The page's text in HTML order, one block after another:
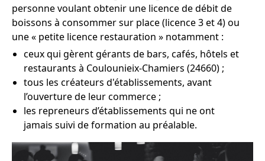
personne voulant obtenir une licence de débit de
boissons à consommer sur place (licence 3 et 4) ou
une « petite licence restauration » notamment :
ceux qui gèrent gérants de bars, cafés, hôtels et
restaurants à Coulounieix-Chamiers (24660) ;
tous les créateurs d'établissements, avant
l’ouverture de leur commerce ;
les repreneurs d’établissements qui ne ont
jamais suivi de formation au préalable.